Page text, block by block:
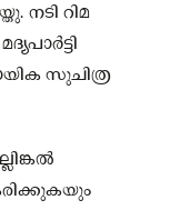
നടി റിമ
സുചിത്ര